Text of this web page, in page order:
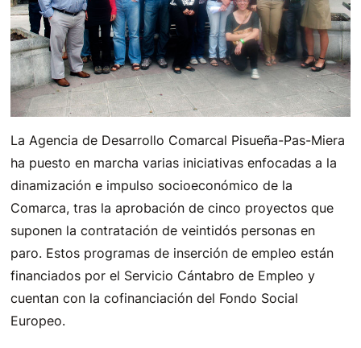
La Agencia de Desarrollo Comarcal Pisueña-Pas-Miera
ha puesto en marcha varias iniciativas enfocadas a la
dinamización e impulso socioeconómico de la
Comarca, tras la aprobación de cinco proyectos que
suponen la contratación de veintidós personas en
paro. Estos programas de inserción de empleo están
financiados por el Servicio Cántabro de Empleo y
cuentan con la cofinanciación del Fondo Social
Europeo.